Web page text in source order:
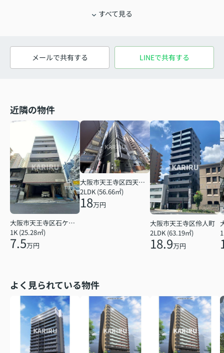
すべて見る
メールで共有する LINEで共有する
近隣の物件
大阪市天王寺区石ケ辻町
1K (25.28㎡)
7.5万円
大阪市天王寺区四天王寺１丁目
2LDK (56.66㎡)
18万円
大阪市天王寺区伶人町
2LDK (63.19㎡)
18.9万円
よく見られている物件